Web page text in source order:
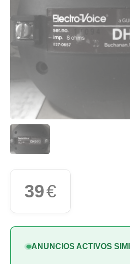
39€
ANUNCIOS ACTIVOS